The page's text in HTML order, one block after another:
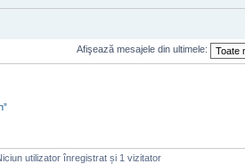
Afişează mesajele din ultimele:
utilizator înregistrat și 1 vizitator